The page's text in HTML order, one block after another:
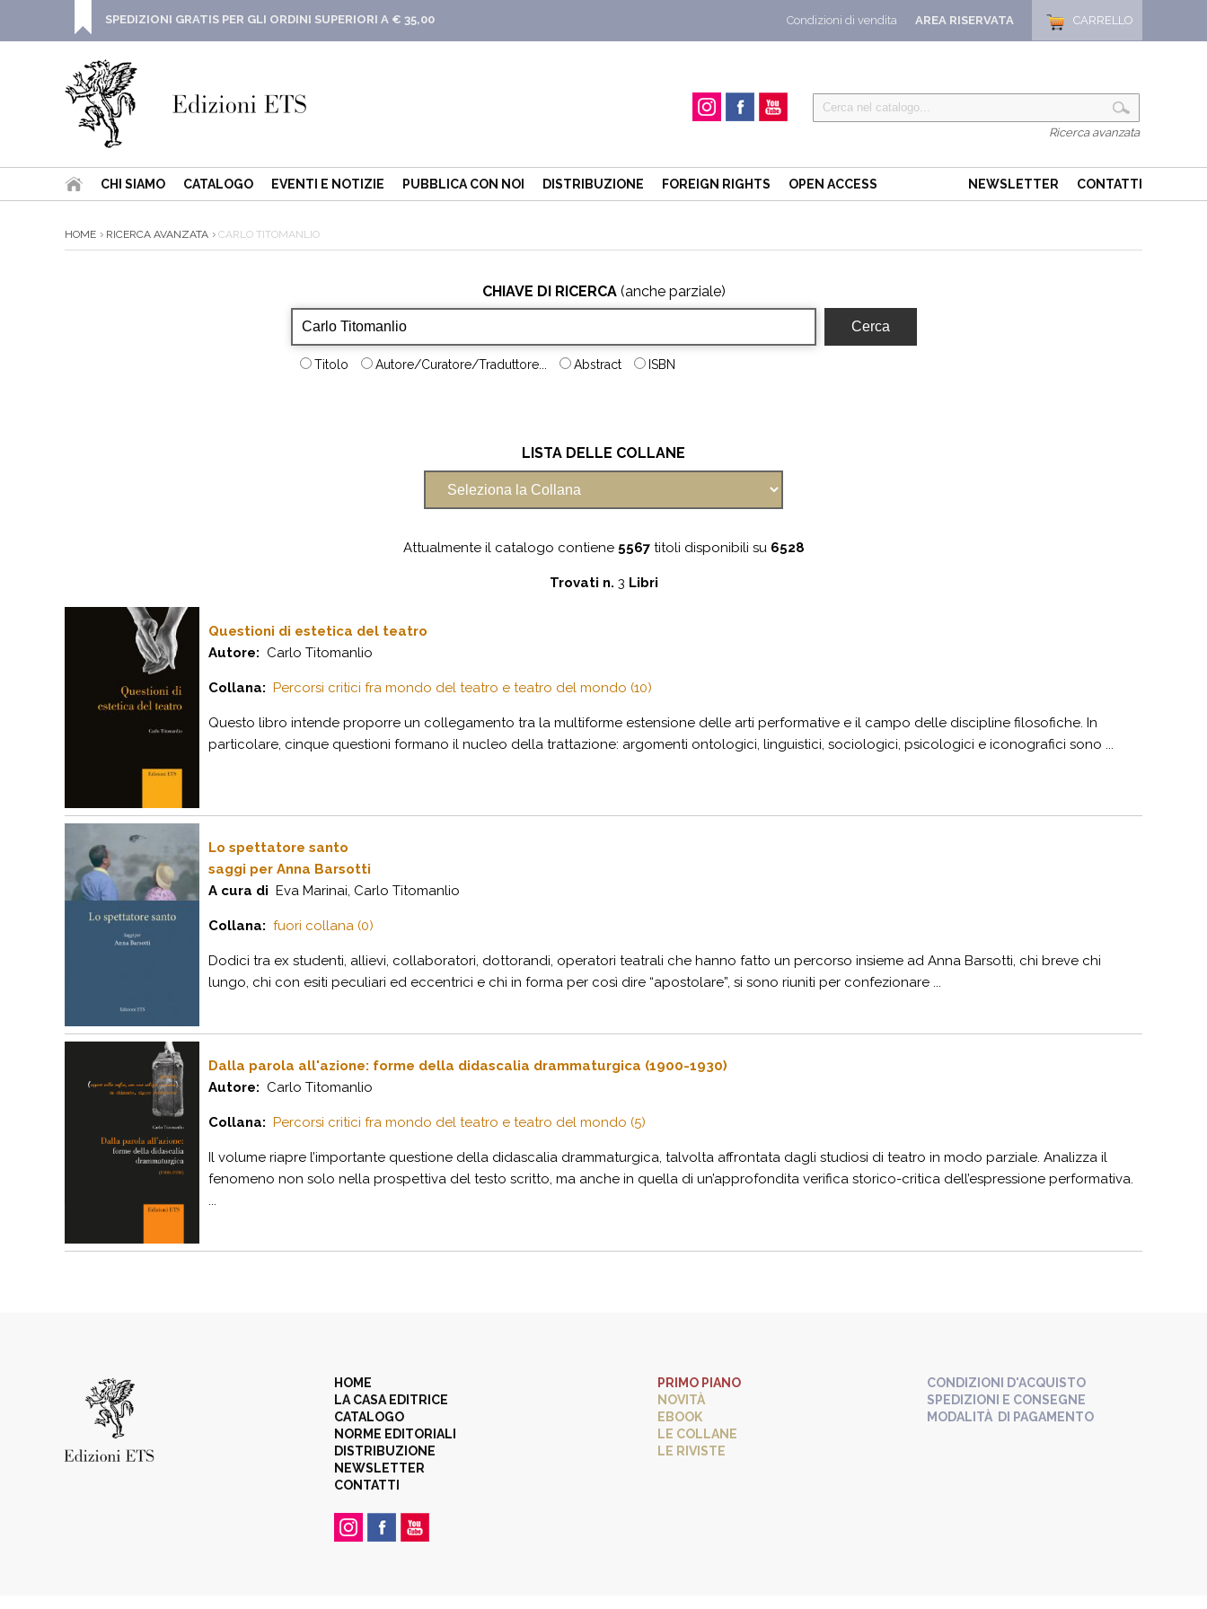
CARRELLO
AREA RISERVATA
Condizioni di vendita
SPEDIZIONI GRATIS PER GLI ORDINI SUPERIORI A € 35,00
Ricerca avanzata
CHI SIAMO CATALOGO EVENTI E NOTIZIE PUBBLICA CON NOI DISTRIBUZIONE FOREIGN RIGHTS OPEN ACCESS NEWSLETTER CONTATTI
HOME RICERCA AVANZATA CARLO TITOMANLIO
CHIAVE DI RICERCA(anche parziale)
Titolo Autore/Curatore/Traduttore... Abstract ISBN
LISTA DELLE COLLANE
Attualmente il catalogo contiene 5567titoli disponibili su 6528
Trovati n. 3 Libri
Questioni di estetica del teatro
Autore: Carlo Titomanlio
Collana: Percorsi critici fra mondo del teatro e teatro del mondo (10)
Questo libro intende proporre un collegamento tra la multiforme estensione delle arti performative e il campo delle discipline filosofiche. In
particolare, cinque questioni formano il nucleo della trattazione: argomenti ontologici, linguistici, sociologici, psicologici e iconografici sono ...
Lo spettatore santo
saggi per Anna Barsotti
A cura di Eva Marinai, Carlo Titomanlio
Collana: fuori collana (0)
Dodici tra ex studenti, allievi, collaboratori, dottorandi, operatori teatrali che hanno fatto un percorso insieme ad Anna Barsotti, chi breve chi
lungo, chi con esiti peculiari ed eccentrici e chi in forma per così dire “apostolare”, si sono riuniti per confezionare ...
Dalla parola all'azione: forme della didascalia drammaturgica (1900-1930)
Autore: Carlo Titomanlio
Collana: Percorsi critici fra mondo del teatro e teatro del mondo (5)
Il volume riapre l’importante questione della didascalia drammaturgica, talvolta affrontata dagli studiosi di teatro in modo parziale. Analizza il
fenomeno non solo nella prospettiva del testo scritto, ma anche in quella di un’approfondita verifica storico-critica dell’espressione performativa.
...
HOME
LA CASA EDITRICE
CATALOGO
NORME EDITORIALI
DISTRIBUZIONE
NEWSLETTER
CONTATTI
PRIMO PIANO
NOVITÀ
EBOOK
LE COLLANE
LE RIVISTE
CONDIZIONI D'ACQUISTO
SPEDIZIONI E CONSEGNE
MODALITÀ DI PAGAMENTO